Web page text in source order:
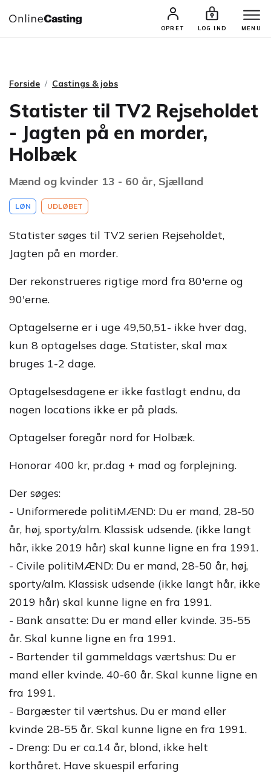
OPRET LOG IND MENU
CASTINGS & JOBS SØG PROFIL
Forside Castings & jobs
Statister til TV2 Rejseholdet
- Jagten på en morder,
Holbæk
Mænd og kvinder 13 - 60 år, Sjælland
LØN UDLØBET
Statister søges til TV2 serien Rejseholdet,
Jagten på en morder.
Der rekonstrueres rigtige mord fra 80'erne og
90'erne.
Optagelserne er i uge 49,50,51- ikke hver dag,
kun 8 optagelses dage. Statister, skal max
bruges 1-2 dage.
Optagelsesdagene er ikke fastlagt endnu, da
nogen locations ikke er på plads.
Optagelser foregår nord for Holbæk.
Honorar 400 kr, pr.dag + mad og forplejning.
Der søges:
- Uniformerede politiMÆND: Du er mand, 28-50
år, høj, sporty/alm. Klassisk udsende. (ikke langt
hår, ikke 2019 hår) skal kunne ligne en fra 1991.
- Civile politiMÆND: Du er mand, 28-50 år, høj,
sporty/alm. Klassisk udsende (ikke langt hår, ikke
2019 hår) skal kunne ligne en fra 1991.
- Bank ansatte: Du er mand eller kvinde. 35-55
år. Skal kunne ligne en fra 1991.
- Bartender til gammeldags værtshus: Du er
mand eller kvinde. 40-60 år. Skal kunne ligne en
fra 1991.
- Bargæster til værtshus. Du er mand eller
kvinde 28-55 år. Skal kunne ligne en fra 1991.
- Dreng: Du er ca.14 år, blond, ikke helt
korthåret. Have skuespil erfaring